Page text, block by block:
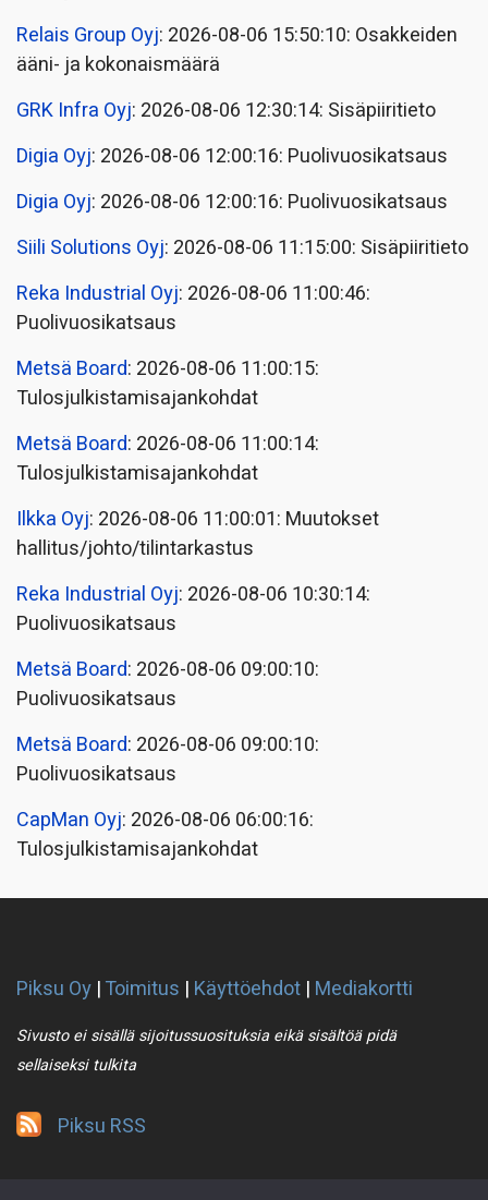
Relais Group Oyj: 2026-08-06 15:50:10: Osakkeiden
ääni- ja kokonaismäärä
GRK Infra Oyj: 2026-08-06 12:30:14: Sisäpiiritieto
Digia Oyj: 2026-08-06 12:00:16: Puolivuosikatsaus
Digia Oyj: 2026-08-06 12:00:16: Puolivuosikatsaus
Siili Solutions Oyj: 2026-08-06 11:15:00: Sisäpiiritieto
Reka Industrial Oyj: 2026-08-06 11:00:46:
Puolivuosikatsaus
Metsä Board: 2026-08-06 11:00:15:
Tulosjulkistamisajankohdat
Metsä Board: 2026-08-06 11:00:14:
Tulosjulkistamisajankohdat
Ilkka Oyj: 2026-08-06 11:00:01: Muutokset
hallitus/johto/tilintarkastus
Reka Industrial Oyj: 2026-08-06 10:30:14:
Puolivuosikatsaus
Metsä Board: 2026-08-06 09:00:10:
Puolivuosikatsaus
Metsä Board: 2026-08-06 09:00:10:
Puolivuosikatsaus
CapMan Oyj: 2026-08-06 06:00:16:
Tulosjulkistamisajankohdat
Piksu Oy |Toimitus | Käyttöehdot | Mediakortti
Sivusto ei sisällä sijoitussuosituksia eikä sisältöä pidä
sellaiseksi tulkita
Piksu RSS